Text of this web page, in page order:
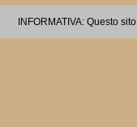
INFORMATIVA: Questo